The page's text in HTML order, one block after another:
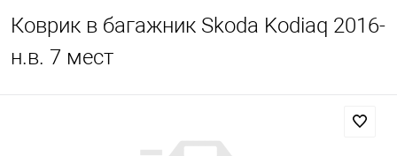
Коврик в багажник Skoda Kodiaq 2016-
н.в. 7 мест